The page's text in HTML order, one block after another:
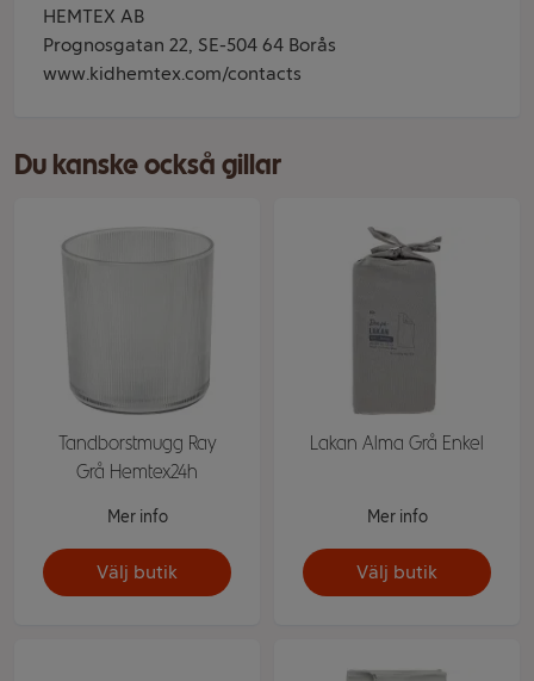
HEMTEX AB
Prognosgatan 22, SE-504 64 Borås
www.kidhemtex.com/contacts
Du kanske också gillar
Tandborstmugg Ray
Grå Hemtex24h
Mer info
Välj butik
Lakan Alma Grå Enkel
Mer info
Välj butik